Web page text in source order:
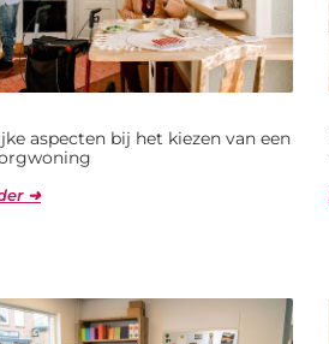
aspecten bij het kiezen van een
➜